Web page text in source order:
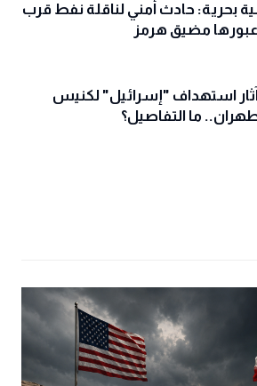
بحرية: حادث أمني لناقلة نفط قرب
مضيق هرمز
استهداف "إسرائيل" لكنيس
ما التفاصيل؟